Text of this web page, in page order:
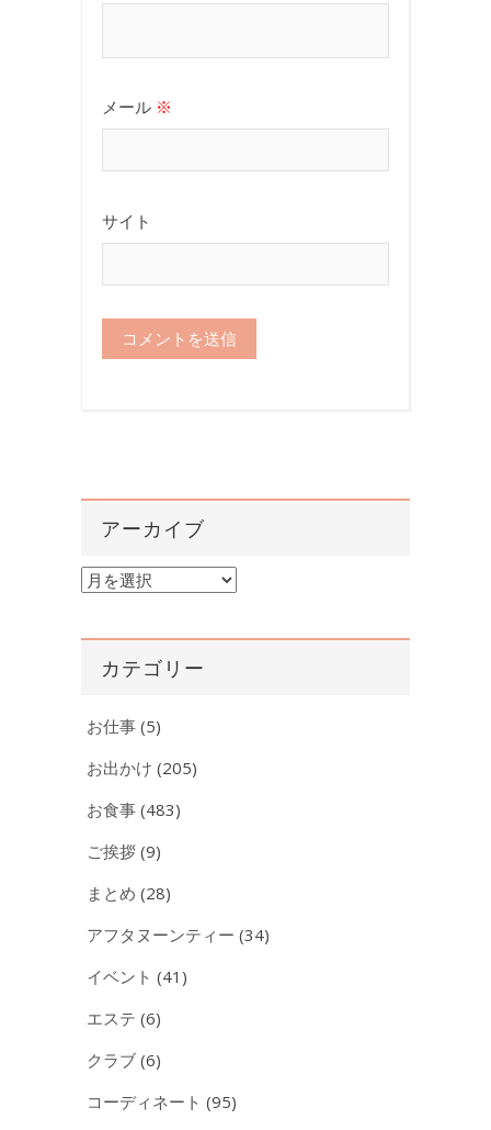
メール ※
サイト
アーカイブ
ア
カ
カテゴリー
お仕事 (5)
お出かけ (205)
お食事 (483)
ご挨拶 (9)
まとめ (28)
アフタヌーンティー (34)
イベント (41)
エステ (6)
クラブ (6)
コーディネート (95)